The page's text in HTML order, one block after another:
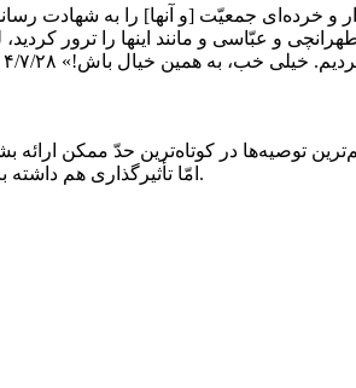
و خرده‌ای جمعیّت [و آنها] را به شهادت
و عبّاسی و مانند اینها را ترور
خیلی خب، به همین خیال باش!» ۱۴۰۴/۷/۲۸
توصیه‌ها در کوتاه‌ترین حدّ ممکن ارائه
امّا تأثیرگذاری هم داشته باشد.